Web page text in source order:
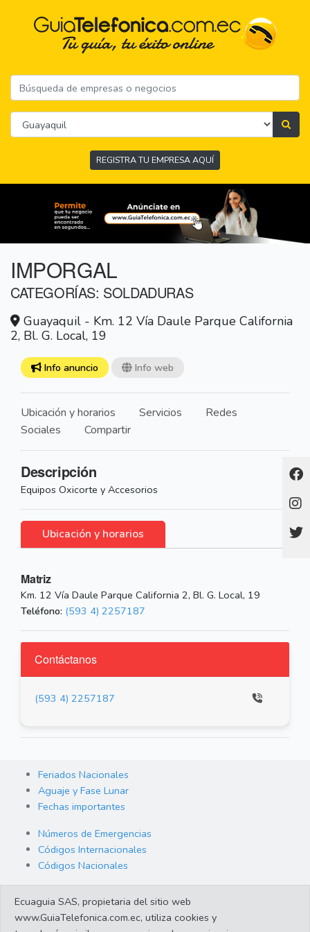
REGISTRA TU EMPRESA AQUÍ
IMPORGAL
CATEGORÍAS: SOLDADURAS
Guayaquil - Km. 12 Vía Daule Parque California
2, Bl. G. Local, 19
Info anuncio Info web
Ubicación y horarios Servicios
Redes
Sociales
Compartir
Descripción
Equipos Oxicorte y Accesorios
Ubicación y horarios
Matriz
Km. 12 Vía Daule Parque California 2, Bl. G. Local, 19
Teléfono: (593 4) 2257187
Contáctanos
(593 4) 2257187
Feriados Nacionales
Aguaje y Fase Lunar
Fechas importantes
Números de Emergencias
Códigos Internacionales
Códigos Nacionales
Cambio de Divisas
Enlaces de interes
Ecuaguia SAS, propietaria del sitio web
www.GuiaTelefonica.com.ec, utiliza cookies y